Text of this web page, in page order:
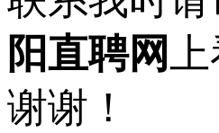
阳直聘网上
谢谢！